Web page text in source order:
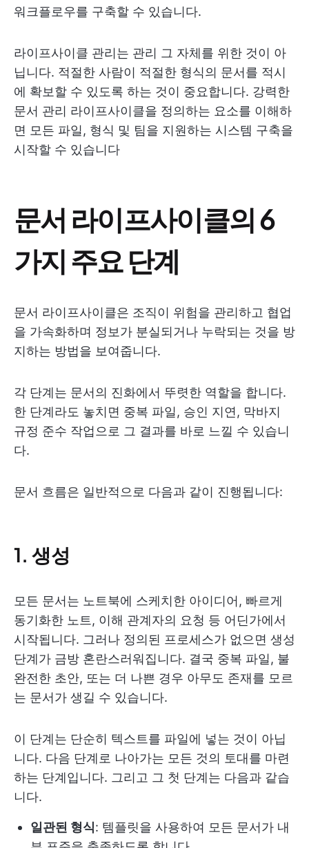
워크플로우를 구축할 수 있습니다.
라이프사이클 관리는 관리 그 자체를 위한 것이 아
닙니다. 적절한 사람이 적절한 형식의 문서를 적시
에 확보할 수 있도록 하는 것이 중요합니다. 강력한
문서 관리 라이프사이클을 정의하는 요소를 이해하
면 모든 파일, 형식 및 팀을 지원하는 시스템 구축을
시작할 수 있습니다
문서 라이프사이클의 6
가지 주요 단계
문서 라이프사이클은 조직이 위험을 관리하고 협업
을 가속화하며 정보가 분실되거나 누락되는 것을 방
지하는 방법을 보여줍니다.
각 단계는 문서의 진화에서 뚜렷한 역할을 합니다.
한 단계라도 놓치면 중복 파일, 승인 지연, 막바지
규정 준수 작업으로 그 결과를 바로 느낄 수 있습니
다.
문서 흐름은 일반적으로 다음과 같이 진행됩니다:
1. 생성
모든 문서는 노트북에 스케치한 아이디어, 빠르게
동기화한 노트, 이해 관계자의 요청 등 어딘가에서
시작됩니다. 그러나 정의된 프로세스가 없으면 생성
단계가 금방 혼란스러워집니다. 결국 중복 파일, 불
완전한 초안, 또는 더 나쁜 경우 아무도 존재를 모르
는 문서가 생길 수 있습니다.
이 단계는 단순히 텍스트를 파일에 넣는 것이 아닙
니다. 다음 단계로 나아가는 모든 것의 토대를 마련
하는 단계입니다. 그리고 그 첫 단계는 다음과 같습
니다.
일관된 형식: 템플릿을 사용하여 모든 문서가 내